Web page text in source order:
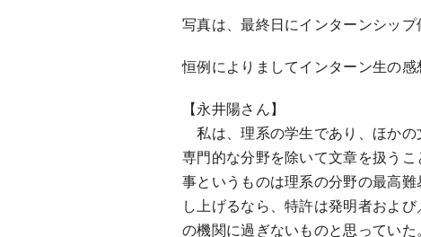
写真は、最終日にインターンシップ
恒例によりましてインターン生の
【永井陽さん】
私は、理系の学生であり、ほかの
専門的な分野を除いて文章を扱う
事というものは理系の分野の最高
し上げるなら、特許は発明者およ
の機関に過ぎないものと思ってい